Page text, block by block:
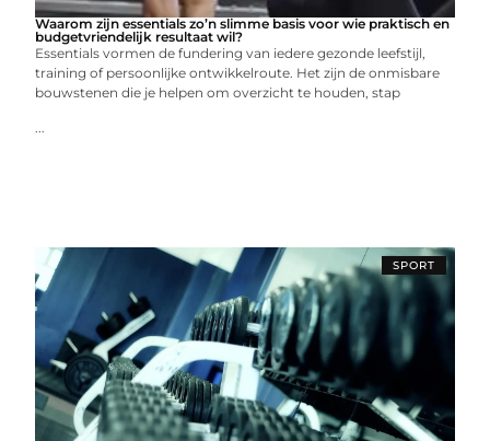
Waarom zijn essentials zo’n slimme basis voor wie praktisch en
budgetvriendelijk resultaat wil?
Essentials vormen de fundering van iedere gezonde leefstijl,
training of persoonlijke ontwikkelroute. Het zijn de onmisbare
bouwstenen die je helpen om overzicht te houden, stap
...
SPORT